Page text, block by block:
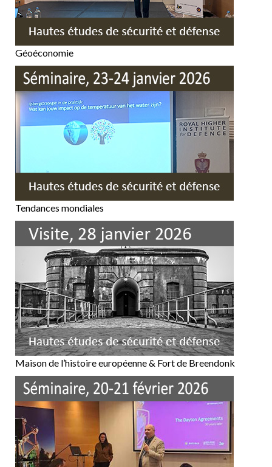
Géoéconomie
Tendances mondiales
Maison de l’histoire européenne & Fort de Breendonk